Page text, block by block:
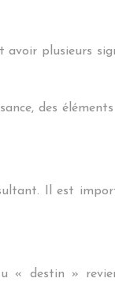
avoir plusieurs
des
Il est
« destin »